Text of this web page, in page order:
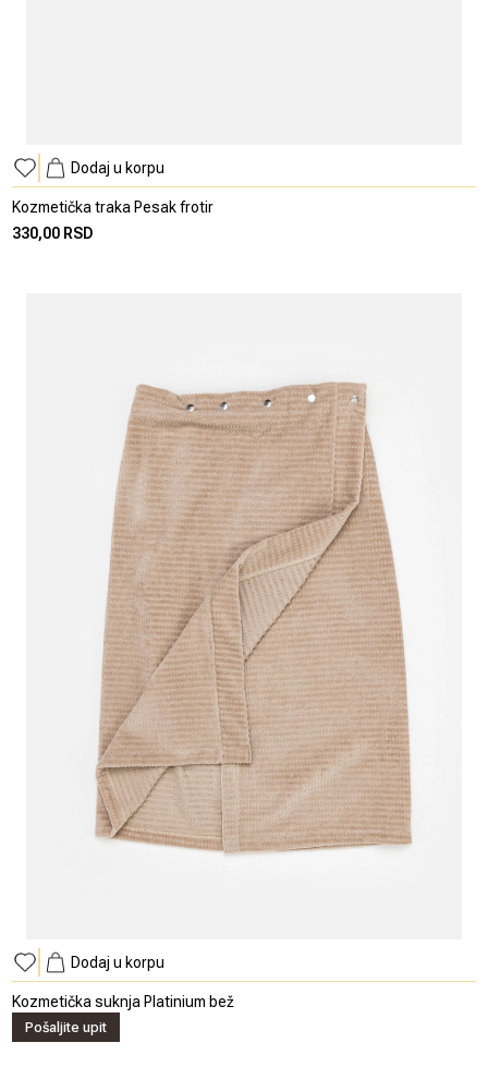
Dodaj u korpu
Kozmetička traka Pesak frotir
330,00 RSD
Dodaj u korpu
Kozmetička suknja Platinium bež
Pošaljite upit